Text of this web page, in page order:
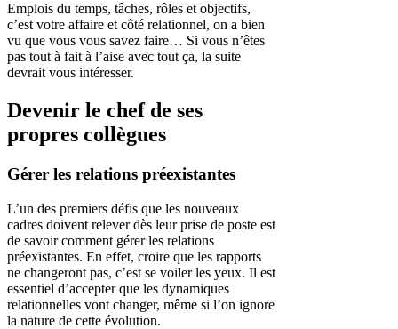
Emplois du temps, tâches, rôles et objectifs,
c’est votre affaire et côté relationnel, on a bien
vu que vous vous savez faire… Si vous n’êtes
pas tout à fait à l’aise avec tout ça, la suite
devrait vous intéresser.
Devenir le chef de ses
propres collègues
Gérer les relations préexistantes
L’un des premiers défis que les nouveaux
cadres doivent relever dès leur prise de poste est
de savoir comment gérer les relations
préexistantes. En effet, croire que les rapports
ne changeront pas, c’est se voiler les yeux. Il est
essentiel d’accepter que les dynamiques
relationnelles vont changer, même si l’on ignore
la nature de cette évolution.